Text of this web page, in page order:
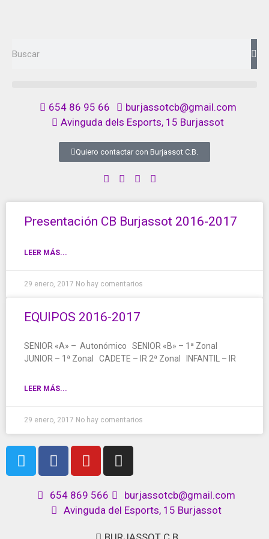
Quiero contactar con Burjassot C.B.
654 86 95 66
burjassotcb@gmail.com
Avinguda dels Esports, 15 Burjassot
Presentación CB Burjassot 2016-2017
LEER MÁS...
29 enero, 2017 No hay comentarios
EQUIPOS 2016-2017
SENIOR «A» – Autonómico SENIOR «B» – 1ª Zonal
JUNIOR – 1ª Zonal CADETE – IR 2ª Zonal INFANTIL – IR
LEER MÁS...
29 enero, 2017 No hay comentarios
654 869 566
burjassotcb@gmail.com
Avinguda del Esports, 15 Burjassot